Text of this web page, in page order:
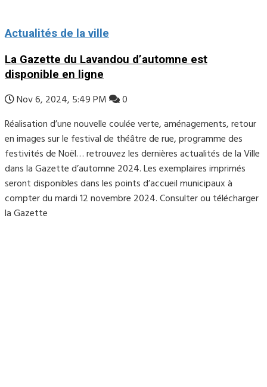
Actualités de la ville
La Gazette du Lavandou d’automne est
disponible en ligne
Nov 6, 2024, 5:49 PM
0
Réalisation d’une nouvelle coulée verte, aménagements, retour
en images sur le festival de théâtre de rue, programme des
festivités de Noël… retrouvez les dernières actualités de la Ville
dans la Gazette d’automne 2024. Les exemplaires imprimés
seront disponibles dans les points d’accueil municipaux à
compter du mardi 12 novembre 2024. Consulter ou télécharger
la Gazette